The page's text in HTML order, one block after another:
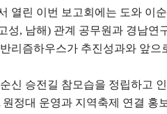
열린 이번 보고회에는 도와 이
성, 남해) 관계 공무원과 경남연
리즘하우스가 추진성과와 앞
신 승전길 참모습을 정립하고
원정대 운영과 지역축제 연결 홍